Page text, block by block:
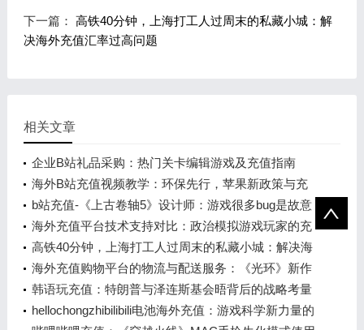
下一篇： 高铁40分钟，上海打工人过周末的私藏小城：解
决海外充值汇率过高问题
相关文章
企业B站礼品采购：热门关卡编辑游戏及充值指南
海外B站充值视频教学：环保先行，苹果新政策与充
值流程解析
b站充值-《上古卷轴5》设计师：游戏很多bug是故意
留下来的
海外充值平台技术支持对比：政治模拟游戏玩家的充
值选择
高铁40分钟，上海打工人过周末的私藏小城：解决海
外充值汇率过高问题
海外充值购物平台的物流与配送服务：《光环》新作
发布背后的支持力量
韩语玩充值：特朗普与泽连斯基会晤背后的战略考量
hellochongzhibilibili电池海外充值：游戏科学新力量的